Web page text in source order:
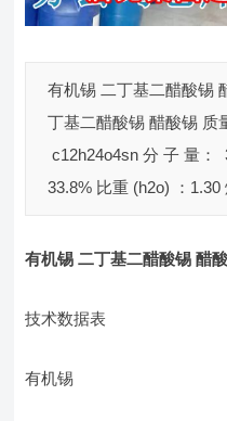
有机锡 二丁基二醋酸锡
丁基二醋酸锡 醋酸锡 质
c12h24o4sn 分 子 量
33.8% 比重 (h2o) ：1.30
有机锡 二丁基二醋酸锡 醋
技术数据表
有机锡